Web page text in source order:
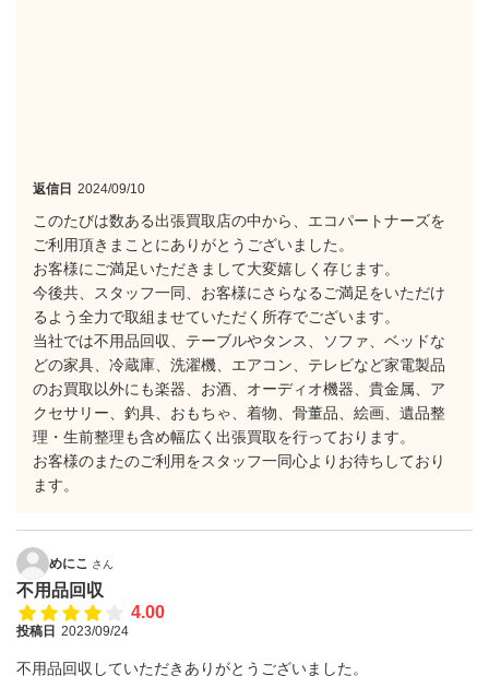
返信日 2024/09/10
このたびは数ある出張買取店の中から、エコパートナーズを
ご利用頂きまことにありがとうございました。
お客様にご満足いただきまして大変嬉しく存じます。
今後共、スタッフ一同、お客様にさらなるご満足をいただけ
るよう全力で取組ませていただく所存でございます。
当社では不用品回収、テーブルやタンス、ソファ、ベッドな
どの家具、冷蔵庫、洗濯機、エアコン、テレビなど家電製品
のお買取以外にも楽器、お酒、オーディオ機器、貴金属、ア
クセサリー、釣具、おもちゃ、着物、骨董品、絵画、遺品整
理・生前整理も含め幅広く出張買取を行っております。
お客様のまたのご利用をスタッフ一同心よりお待ちしており
ます。
めにこ さん
不用品回収
4.00
投稿日 2023/09/24
不用品回収していただきありがとうございました。